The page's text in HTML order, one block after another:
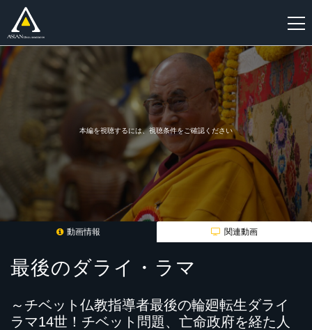
新
規
本編を視聴するには、視聴条件をご確認ください
動画情報 関連動画
最後のダライ・ラマ
～チベット仏教指導者最後の輪廻転生ダライ
ラマ14世！チベット問題、亡命政府を経た人